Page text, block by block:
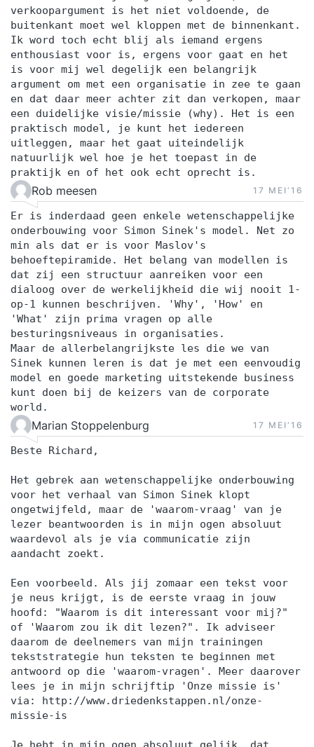
verkoopargument is het niet voldoende, de
buitenkant moet wel kloppen met de binnenkant.
Ik word toch echt blij als iemand ergens
enthousiast voor is, ergens voor gaat en het
is voor mij wel degelijk een belangrijk
argument om met een organisatie in zee te gaan
en dat daar meer achter zit dan verkopen, maar
een duidelijke visie/missie (why). Het is een
praktisch model, je kunt het iedereen
uitleggen, maar het gaat uiteindelijk
natuurlijk wel hoe je het toepast in de
praktijk en of het ook echt oprecht is.
Rob meesen 17 MEI‘16
Er is inderdaad geen enkele wetenschappelijke
onderbouwing voor Simon Sinek's model. Net zo
min als dat er is voor Maslov's
behoeftepiramide. Het belang van modellen is
dat zij een structuur aanreiken voor een
dialoog over de werkelijkheid die wij nooit 1-
op-1 kunnen beschrijven. 'Why', 'How' en
'What' zijn prima vragen op alle
besturingsniveaus in organisaties.
Maar de allerbelangrijkste les die we van
Sinek kunnen leren is dat je met een eenvoudig
model en goede marketing uitstekende business
kunt doen bij de keizers van de corporate
world.
Marian Stoppelenburg 17 MEI‘16
Beste Richard,
Het gebrek aan wetenschappelijke onderbouwing
voor het verhaal van Simon Sinek klopt
ongetwijfeld, maar de 'waarom-vraag' van je
lezer beantwoorden is in mijn ogen absoluut
waardevol als je via communicatie zijn
aandacht zoekt.
Een voorbeeld. Als jij zomaar een tekst voor
je neus krijgt, is de eerste vraag in jouw
hoofd: "Waarom is dit interessant voor mij?"
of 'Waarom zou ik dit lezen?". Ik adviseer
daarom de deelnemers van mijn trainingen
tekststrategie hun teksten te beginnen met
antwoord op die 'waarom-vragen'. Meer daarover
lees je in mijn schrijftip 'Onze missie is'
via: http://www.driedenkstappen.nl/onze-
missie-is